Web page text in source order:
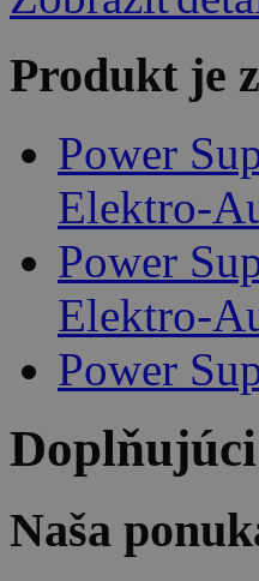
Produkt je
Power
Elektro-
Power
Elektro-
Power
Naša